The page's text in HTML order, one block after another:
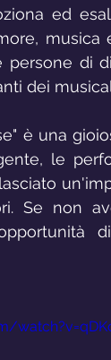
ed
di
dei
è una
le
Se non